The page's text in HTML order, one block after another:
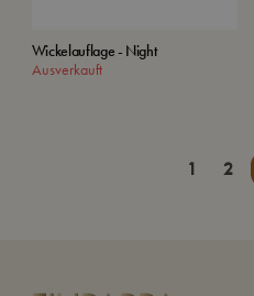
Wickelauflage - Night
Ausverkauft
1 2